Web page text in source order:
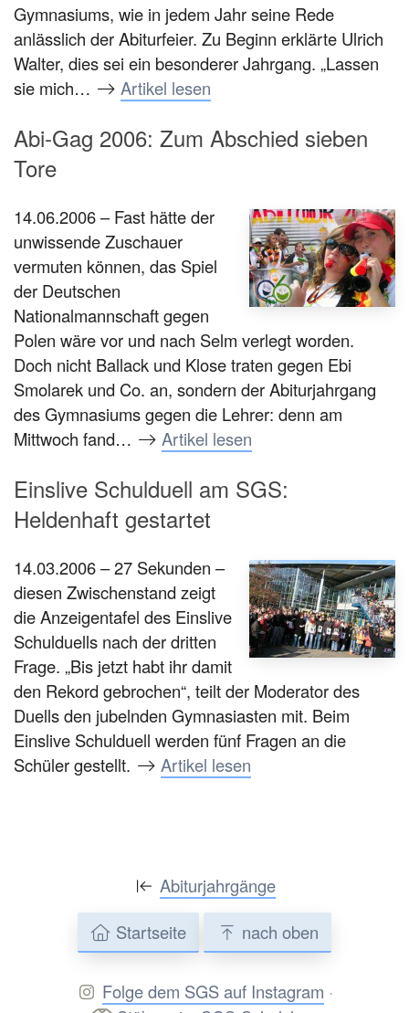
Gymnasiums, wie in jedem Jahr seine Rede
anlässlich der Abiturfeier. Zu Beginn erklärte Ulrich
Walter, dies sei ein besonderer Jahrgang. „Lassen
sie mich…
Artikel lesen
Abi-Gag 2006: Zum Abschied sieben
Tore
14.06.2006 – Fast hätte der
unwissende Zuschauer
vermuten können, das Spiel
der Deutschen
Nationalmannschaft gegen
Polen wäre vor und nach Selm verlegt worden.
Doch nicht Ballack und Klose traten gegen Ebi
Smolarek und Co. an, sondern der Abiturjahrgang
des Gymnasiums gegen die Lehrer: denn am
Mittwoch fand…
Artikel lesen
Einslive Schulduell am SGS:
Heldenhaft gestartet
14.03.2006 – 27 Sekunden –
diesen Zwischenstand zeigt
die Anzeigentafel des Einslive
Schulduells nach der dritten
Frage. „Bis jetzt habt ihr damit
den Rekord gebrochen“, teilt der Moderator des
Duells den jubelnden Gymnasiasten mit. Beim
Einslive Schulduell werden fünf Fragen an die
Schüler gestellt.
Artikel lesen
Abiturjahrgänge
Startseite
nach oben
Folge dem SGS auf Instagram ·